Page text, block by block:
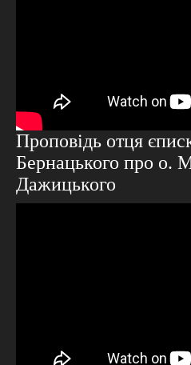
Проповідь отця
Бернацького про о.
Дажицького